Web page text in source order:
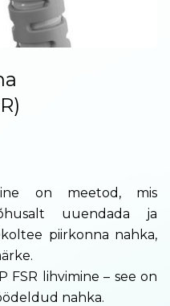
on meetod, mis
uuendada ja
piirkonna nahka,
FSR lihvimine – see on
nahka.